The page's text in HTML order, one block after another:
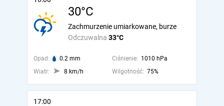
30°C
Odczuwalna 33°C
Zachmurzenie umiarkowane, burze
Opad: 0.2 mm Ciśnienie: 1010 hPa
Wiatr:
8 km/h Wilgotność: 75%
17:00